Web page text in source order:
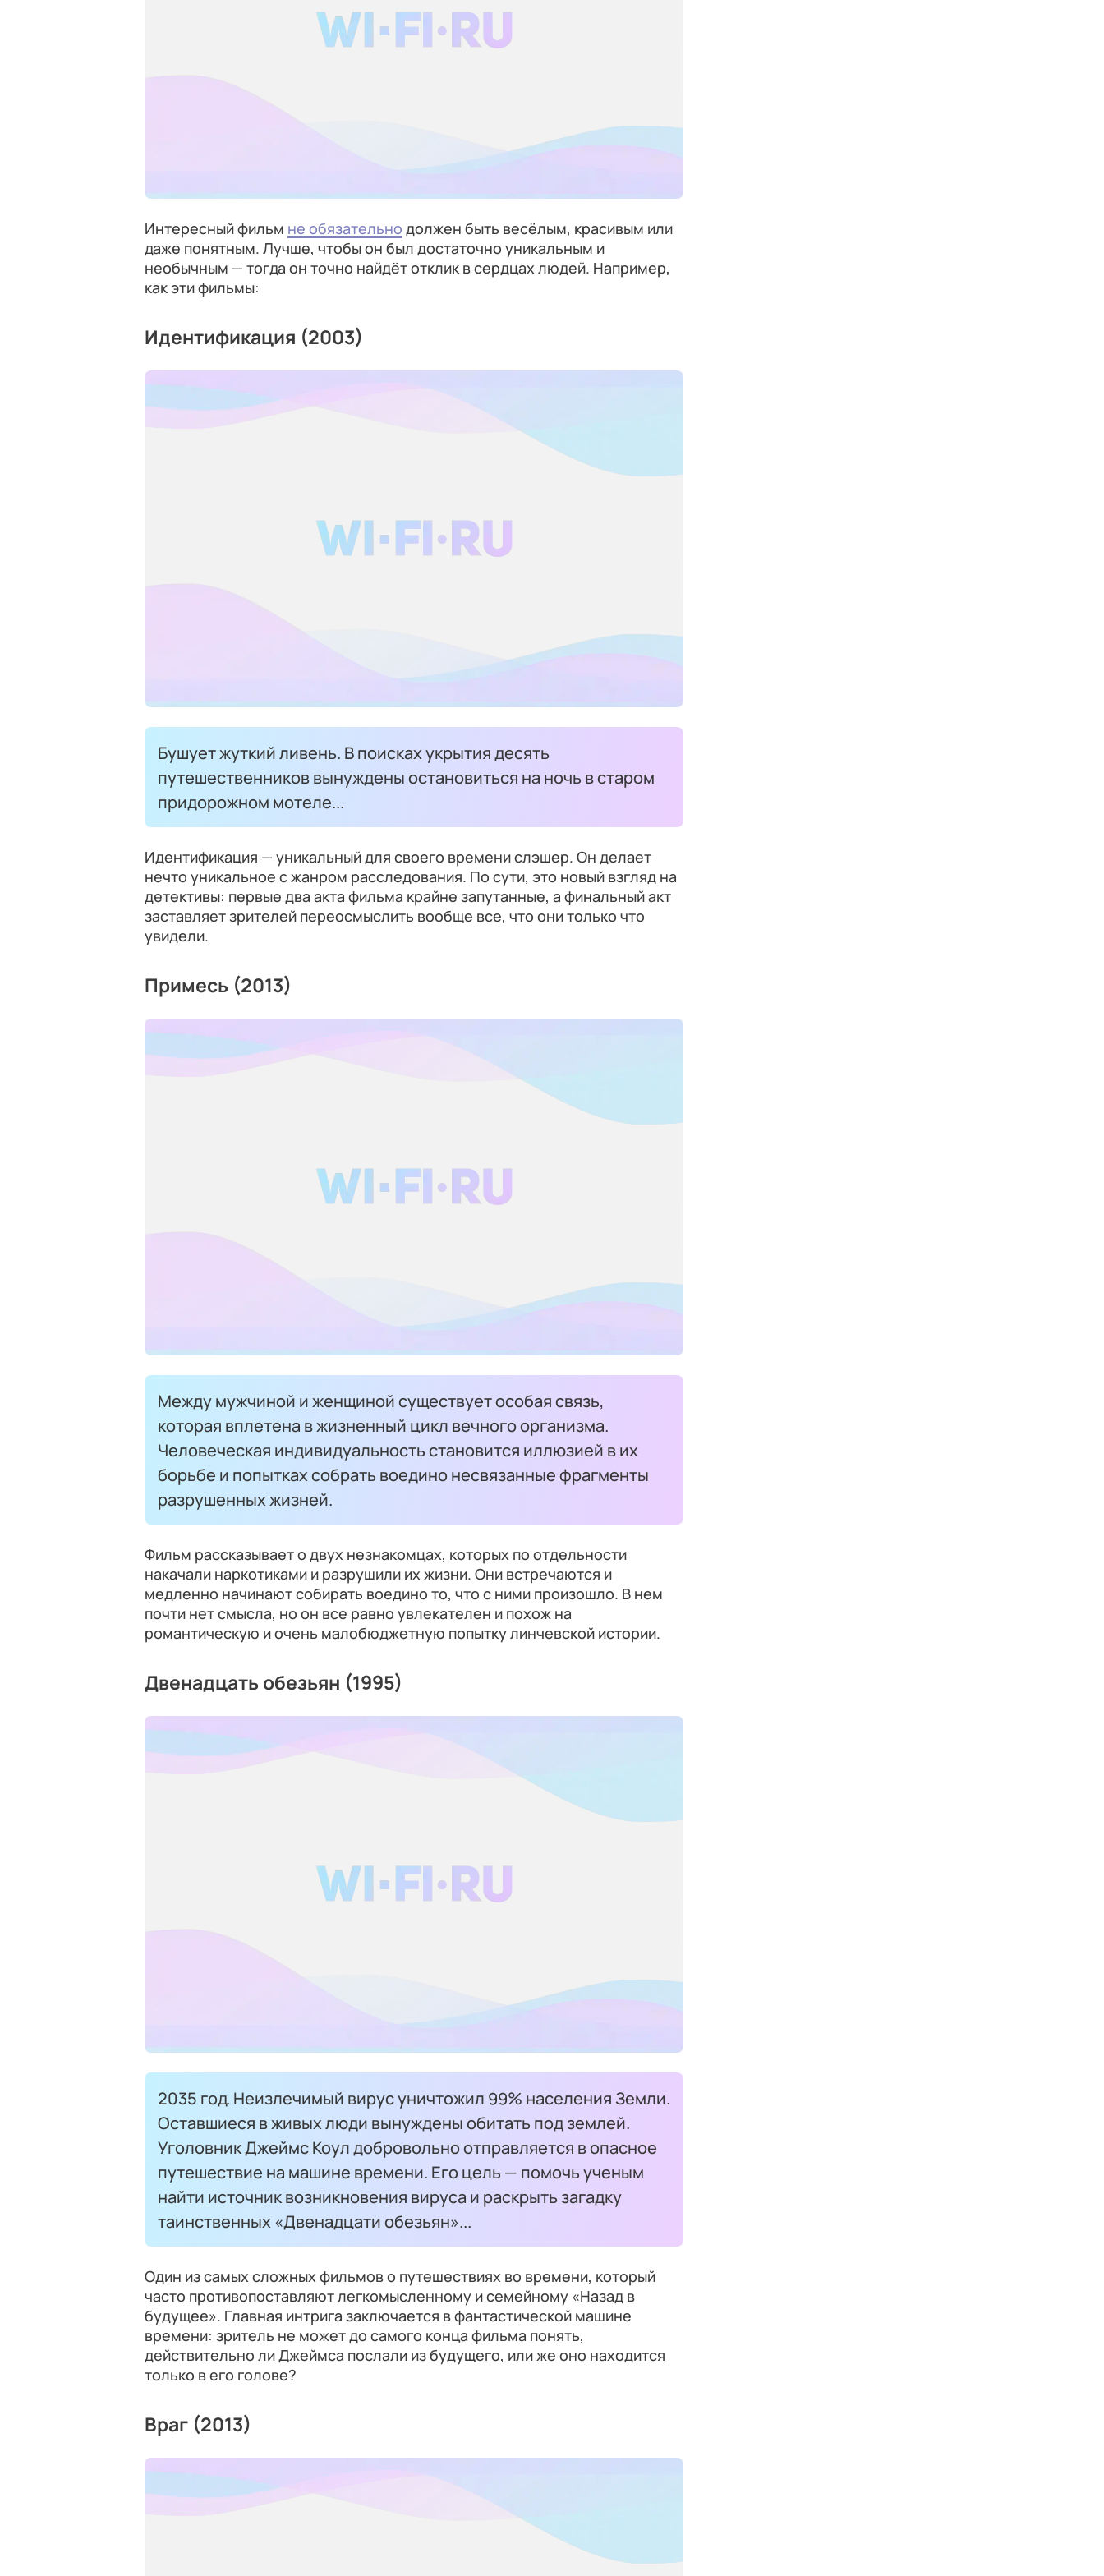
Интересный фильм не обязательно должен быть весёлым, красивым или
даже понятным. Лучше, чтобы он был достаточно уникальным и
необычным — тогда он точно найдёт отклик в сердцах людей. Например,
как эти фильмы:
Идентификация (2003)
Бушует жуткий ливень. В поисках укрытия десять
путешественников вынуждены остановиться на ночь в старом
придорожном мотеле...
Идентификация — уникальный для своего времени слэшер. Он делает
нечто уникальное с жанром расследования. По сути, это новый взгляд на
детективы: первые два акта фильма крайне запутанные, а финальный акт
заставляет зрителей переосмыслить вообще все, что они только что
увидели.
Примесь (2013)
Между мужчиной и женщиной существует особая связь,
которая вплетена в жизненный цикл вечного организма.
Человеческая индивидуальность становится иллюзией в их
борьбе и попытках собрать воедино несвязанные фрагменты
разрушенных жизней.
Фильм рассказывает о двух незнакомцах, которых по отдельности
накачали наркотиками и разрушили их жизни. Они встречаются и
медленно начинают собирать воедино то, что с ними произошло. В нем
почти нет смысла, но он все равно увлекателен и похож на
романтическую и очень малобюджетную попытку линчевской истории.
Двенадцать обезьян (1995)
2035 год. Неизлечимый вирус уничтожил 99% населения Земли.
Оставшиеся в живых люди вынуждены обитать под землей.
Уголовник Джеймс Коул добровольно отправляется в опасное
путешествие на машине времени. Его цель — помочь ученым
найти источник возникновения вируса и раскрыть загадку
таинственных «Двенадцати обезьян»...
Один из самых сложных фильмов о путешествиях во времени, который
часто противопоставляют легкомысленному и семейному «Назад в
будущее». Главная интрига заключается в фантастической машине
времени: зритель не может до самого конца фильма понять,
действительно ли Джеймса послали из будущего, или же оно находится
только в его голове?
Враг (2013)